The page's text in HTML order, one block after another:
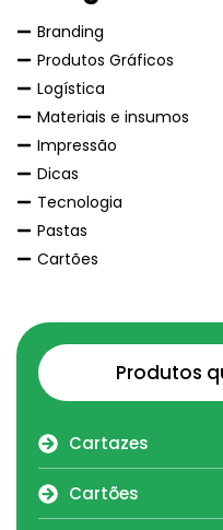
Branding
Produtos Gráficos
Logística
Materiais e insumos
Impressão
Dicas
Tecnologia
Pastas
Cartões
Produtos
Cartazes
Cartões